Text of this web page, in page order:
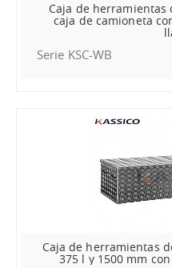
Caja de
caja de camioneta
Serie KSC-WB
Caja de herramientas
375 l y 1500 mm